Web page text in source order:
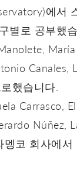
에서
별로 공부했
Canales,
했습니다.
Carrasco,
Núñez,
멩코 회사에